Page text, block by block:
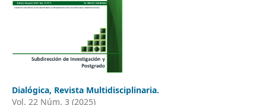
Dialógica, Revista Multidisciplinaria.
Vol. 22 Núm. 3 (2025)